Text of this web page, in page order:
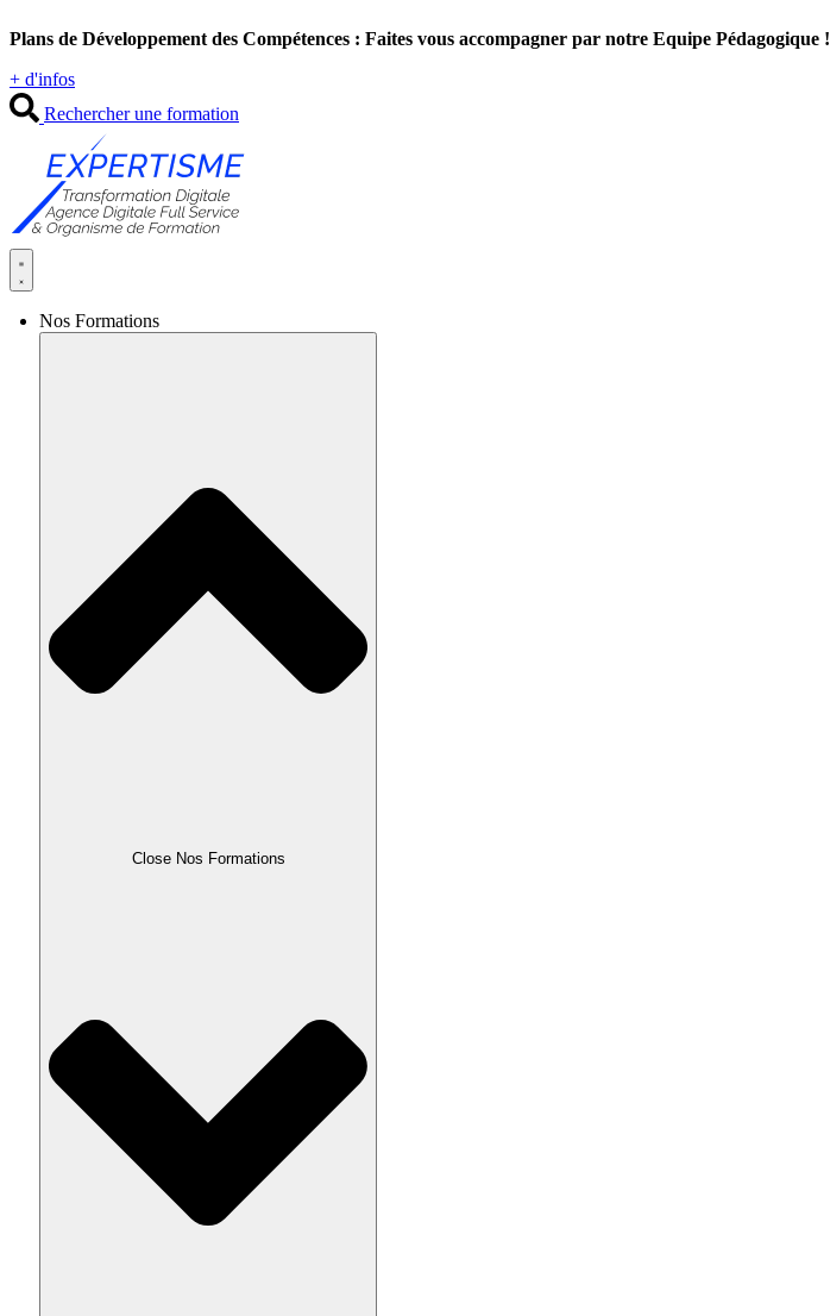
au
Plans de Développement des Compétences : Faites vous accompagner par notre Equipe Pédagogique !
+ d'infos
Rechercher une formation
Nos Formations
Close Nos Formations